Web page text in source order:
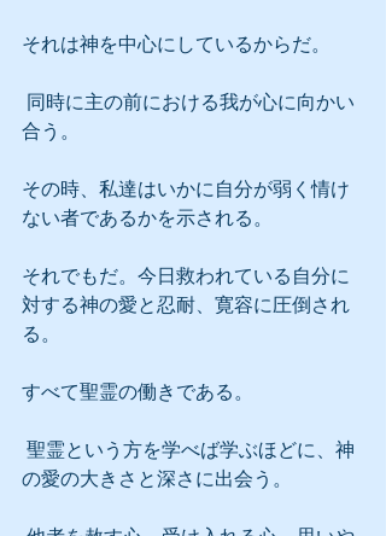
それは神を中心にしているからだ。
合う。
その時、私達はいかに自分が弱く情け
ない者であるかを示される。
それでもだ。今日救われている自分に
対する神の愛と忍耐、寛容に圧倒され
る。
すべて聖霊の働きである。
の愛の大きさと深さに出会う。